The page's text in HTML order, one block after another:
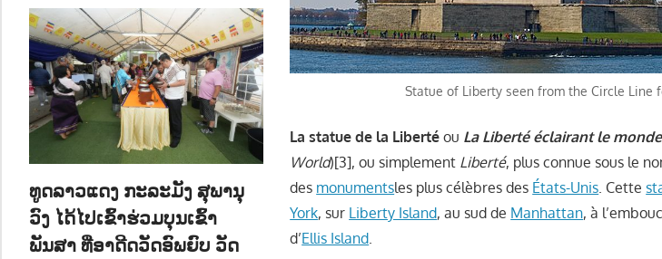
Statue of Liberty seen from the Circle Line
La statue de la Liberté ou La Liberté éclairant le monde
World)[3], ou simplement Liberté, plus connue sous le
des monumentsles plus célèbres des États-Unis. Cette
York, sur Liberty Island, au sud de Manhattan, à
d’Ellis Island.
ທູດລາວແດງ ກະລະມັງ ສຸພານຸ
ວົງ ໄດ້ໄປເຂົ້າຮ່ວມບຸນເຂົ້າ
ພັນສາ ທີ່ອາດີດວັດອົພຍົບ ວັດ